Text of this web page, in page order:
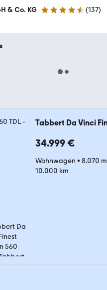
& Co. KG 4.3 Sterne (137)
Tabbert Da Vinci
34.999 €
Wohnwagen • 8.070
10.000 km